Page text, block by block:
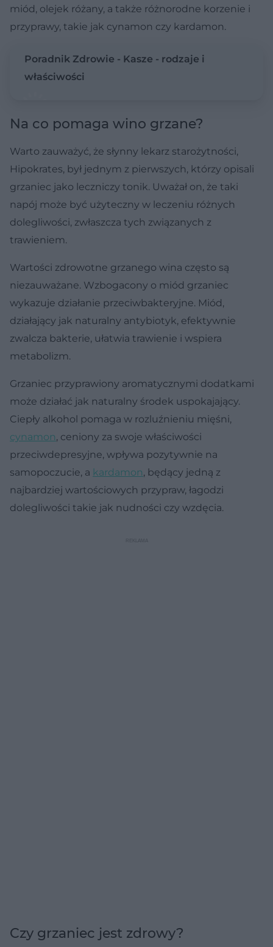
miód, olejek różany, a także różnorodne korzenie i
przyprawy, takie jak cynamon czy kardamon.
Poradnik Zdrowie - Kasze - rodzaje i
właściwości
Na co pomaga wino grzane?
Warto zauważyć, że słynny lekarz starożytności,
Hipokrates, był jednym z pierwszych, którzy opisali
grzaniec jako leczniczy tonik. Uważał on, że taki
napój może być użyteczny w leczeniu różnych
dolegliwości, zwłaszcza tych związanych z
trawieniem.
Wartości zdrowotne grzanego wina często są
niezauważane. Wzbogacony o miód grzaniec
wykazuje działanie przeciwbakteryjne. Miód,
działający jak naturalny antybiotyk, efektywnie
zwalcza bakterie, ułatwia trawienie i wspiera
metabolizm.
Grzaniec przyprawiony aromatycznymi dodatkami
może działać jak naturalny środek uspokajający.
Ciepły alkohol pomaga w rozluźnieniu mięśni,
cynamon, ceniony za swoje właściwości
przeciwdepresyjne, wpływa pozytywnie na
samopoczucie, a kardamon, będący jedną z
najbardziej wartościowych przypraw, łagodzi
dolegliwości takie jak nudności czy wzdęcia.
Czy grzaniec jest zdrowy?